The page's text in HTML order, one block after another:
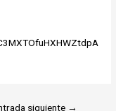
siguiente →